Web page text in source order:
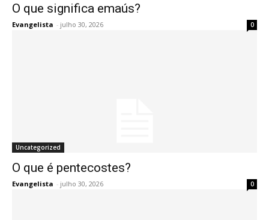
O que significa emaús?
Evangelista - julho 30, 2026 0
Uncategorized
O que é pentecostes?
Evangelista - julho 30, 2026 0